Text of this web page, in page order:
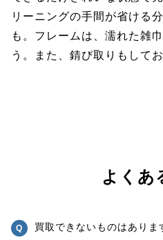
リーニングの手間が省ける
も。フレームは、濡れた雑
う。また、錆び取りもして
よくあ
買取できないものはありま